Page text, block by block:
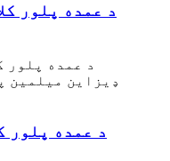
د عمده پلور
د عمده پلور